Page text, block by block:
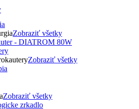
Zobraziť všetky
Zobraziť všetky
Zobraziť všetky